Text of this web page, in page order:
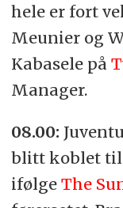
hele er fort
Meunier og
Kabasele på
Manager.
08.00:
blitt koblet til
ifølge The